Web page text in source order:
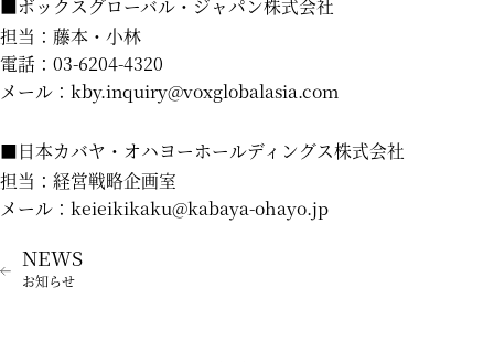
■ボックスグローバル・ジャパン株式会社
担当：藤本・小林
電話： 03-6204-4320
メール： kby.inquiry@voxglobalasia.com
■日本カバヤ・オハヨーホールディングス株式会社
担当：経営戦略企画室
メール： keieikikaku@kabaya-ohayo.jp
お知らせ